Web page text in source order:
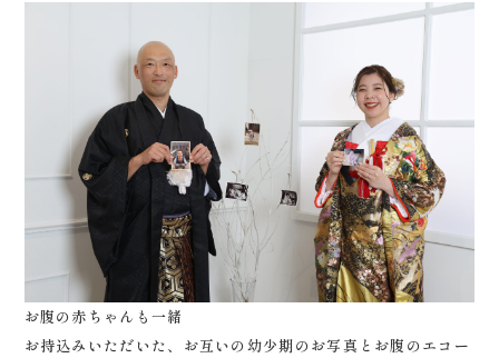
お腹の赤ちゃんも一緒
お持込みいただいた、お互いの幼少期のお写真とお腹のエコー